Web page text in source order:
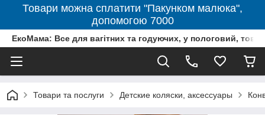
Товари можна сплатити "Пакунком малюка",
допомогою 7000
ЕкоМама: Все для вагітних та годуючих, у пологовий,
Товари та послуги Детские коляски, аксессуары